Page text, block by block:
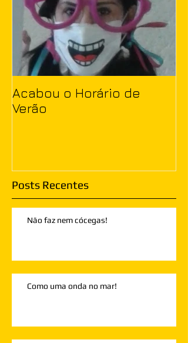
Acabou o Horário de
Verão
Posts Recentes
Não faz nem cócegas!
Como uma onda no mar!